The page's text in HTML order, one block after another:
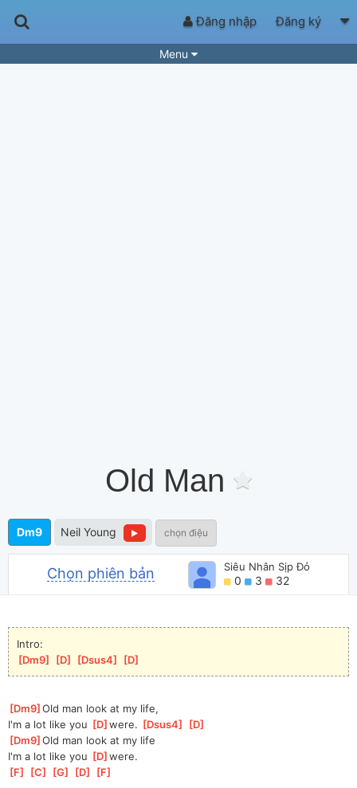
Đăng nhập Đăng ký
Menu
Old Man
Dm9 Neil Young chọn điệu
Chọn phiên bản Siêu Nhân Sịp Đỏ
0 3 32
Intro:
[Dm9 [D [Dsus4 [D
[Dm9 ]
Old man look at my life,
I'm a lot like you [D ]
were. [Dsus4 [D
[Dm9 ]
Old man look at my life
I'm a lot like you [D ]
were.
[F [C [G [D [F